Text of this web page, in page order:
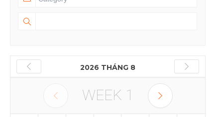
2026 THÁNG 8
WEEK 1